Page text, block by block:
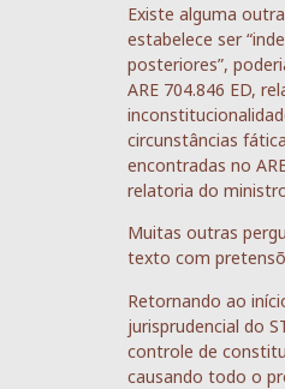
Existe alguma
estabelece ser
posteriores”,
ARE 704.846 ED,
circunstâncias
encontradas no
relatoria do
Muitas outras
texto com
Retornando ao
jurisprudencial do
controle de
causando todo o